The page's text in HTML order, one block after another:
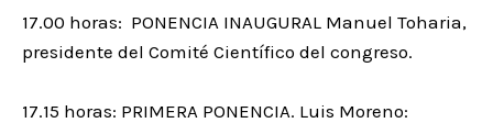
17.00 horas: PONENCIA INAUGURAL Manuel Toharia,
presidente del Comité Científico del congreso.
17.15 horas: PRIMERA PONENCIA. Luis Moreno: